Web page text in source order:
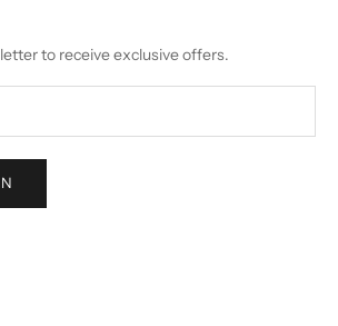
to receive exclusive offers.